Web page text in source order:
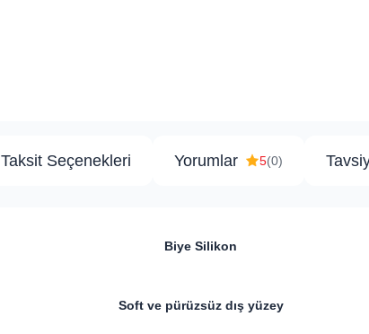
Taksit Seçenekleri Yorumlar 5(0)
Biye Silikon
​​Soft ve pürüzsüz dış yüzey